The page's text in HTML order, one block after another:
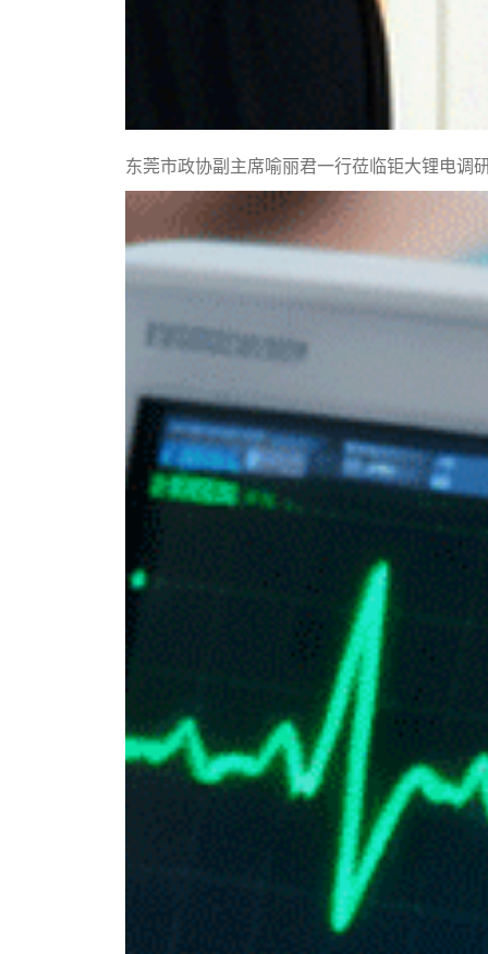
东莞市政协副主席喻丽君一行莅临钜大锂电调